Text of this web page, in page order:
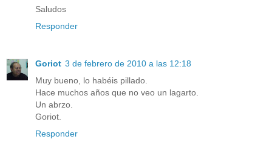
Saludos
Responder
Goriot 3 de febrero de 2010 a las 12:18
Muy bueno, lo habéis pillado.
Hace muchos años que no veo un lagarto.
Un abrzo.
Goriot.
Responder